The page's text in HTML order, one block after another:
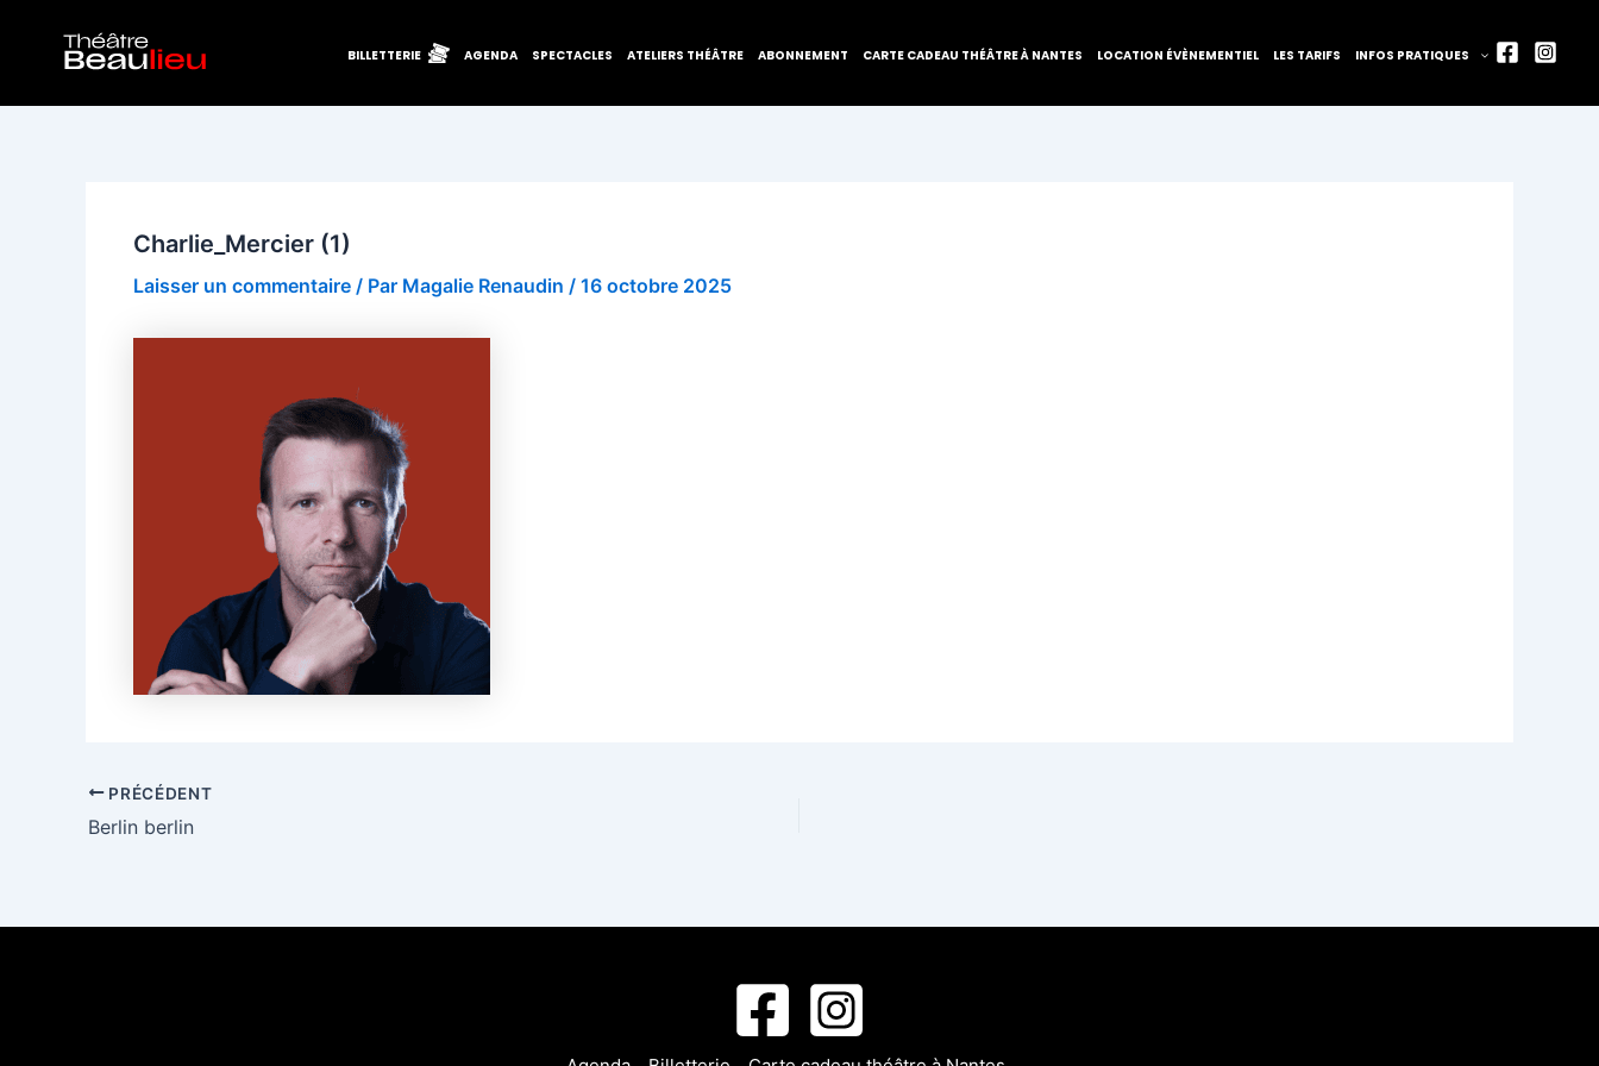
contenu
BILLETTERIE AGENDA SPECTACLES ATELIERS THÉÂTRE ABONNEMENT CARTE CADEAU THÉÂTRE À NANTES LOCATION ÉVÈNEMENTIEL LES TARIFS INFOS PRATIQUES
Charlie_Mercier (1)
Laisser un commentaire / Par Magalie Renaudin / 16 octobre 2025
des
articles
PRÉCÉDENT
Berlin berlin